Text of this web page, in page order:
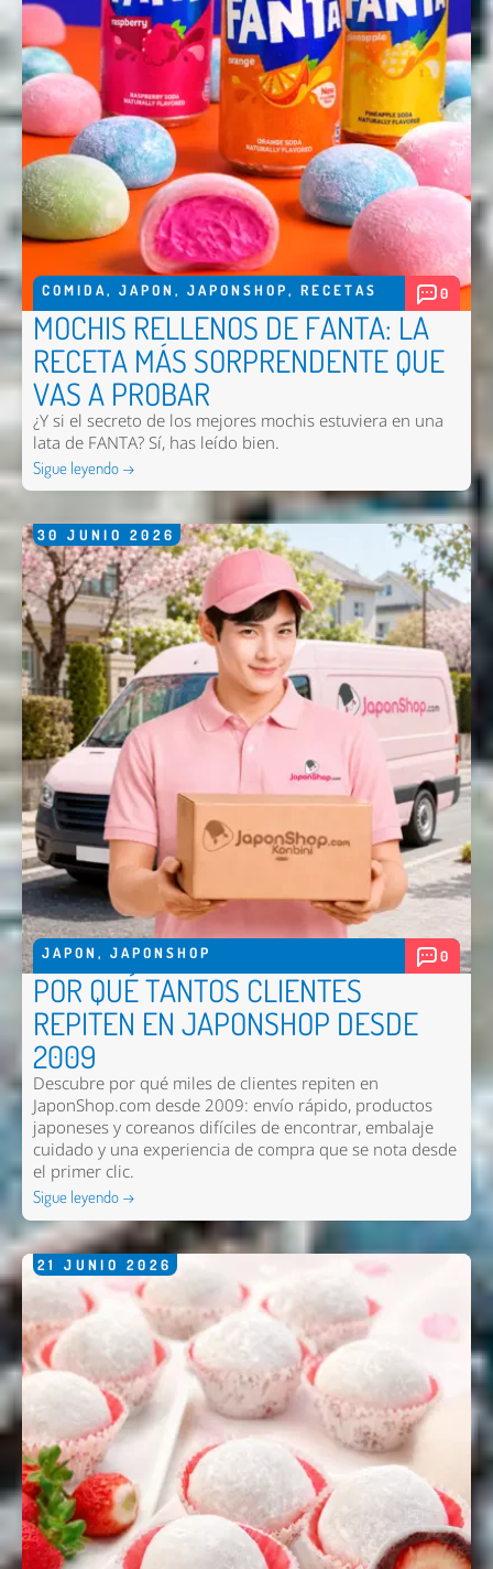
COMIDA, JAPON , JAPONSHOP, RECETAS 0
MOCHIS RELLENOS DE FANTA: LA
RECETA MÁS SORPRENDENTE QUE
VAS A PROBAR
¿Y si el secreto de los mejores mochis estuviera en una
lata de FANTA? Sí, has leído bien.
Sigue leyendo →
30 JUNIO 2026
JAPON , JAPONSHOP 0
POR QUÉ TANTOS CLIENTES
REPITEN EN JAPONSHOP DESDE
2009
Descubre por qué miles de clientes repiten en
JaponShop.com desde 2009: envío rápido, productos
japoneses y coreanos difíciles de encontrar, embalaje
cuidado y una experiencia de compra que se nota desde
el primer clic.
Sigue leyendo →
21 JUNIO 2026
Enviar